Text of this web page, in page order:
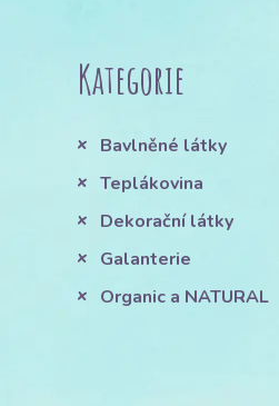
Kategorie
Bavlněné látky
Teplákovina
Dekorační látky
Galanterie
Organic a NATURAL